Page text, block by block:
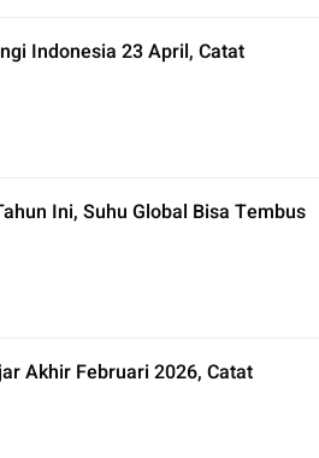
Indonesia 23 April, Catat
Ini, Suhu Global Bisa Tembus
Akhir Februari 2026, Catat